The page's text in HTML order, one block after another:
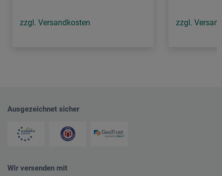
zzgl. Versandkosten zzgl.
Ausgezeichnet sicher
Wir versenden mit